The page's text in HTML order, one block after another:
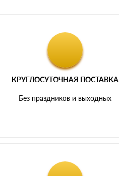
КРУГЛОСУТОЧНАЯ ПОСТАВКА
Без праздников и выходных